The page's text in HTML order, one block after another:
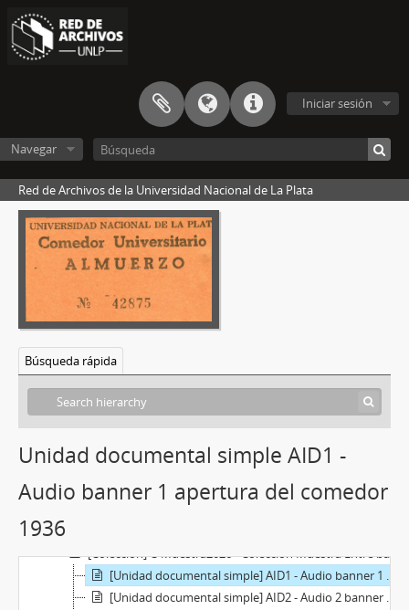
Iniciar sesión
Navegar
Red de Archivos de la Universidad Nacional de La Plata
Búsqueda rápida
Unidad documental simple AID1 -
Audio banner 1 apertura del comedor
1936
[Colección] C-Muestra2026 - Colección Muestra Entre bandejas y banderas
[Unidad documental simple] AID1 - Audio banner 1 apertura del comedor 1936
[Unidad documental simple] AID2 - Audio 2 banner 1 el comedor en las décadas del 50 y 60